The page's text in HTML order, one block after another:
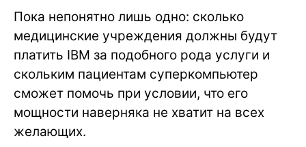
Пока непонятно лишь одно: сколько
медицинские учреждения должны будут
платить IBM за подобного рода услуги и
скольким пациентам суперкомпьютер
сможет помочь при условии, что его
мощности наверняка не хватит на всех
желающих.